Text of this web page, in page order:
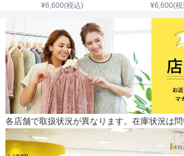
¥6,600(税込)
¥6,600(
各店舗で取扱状況が異なります。在庫状況は